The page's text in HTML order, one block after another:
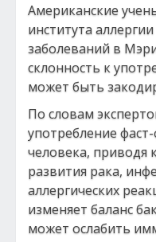
Американские
института
заболеваний в
склонность к
может быть
По словам
употребление
человека, приводя
развития рака,
аллергических
изменяет баланс
может ослабить